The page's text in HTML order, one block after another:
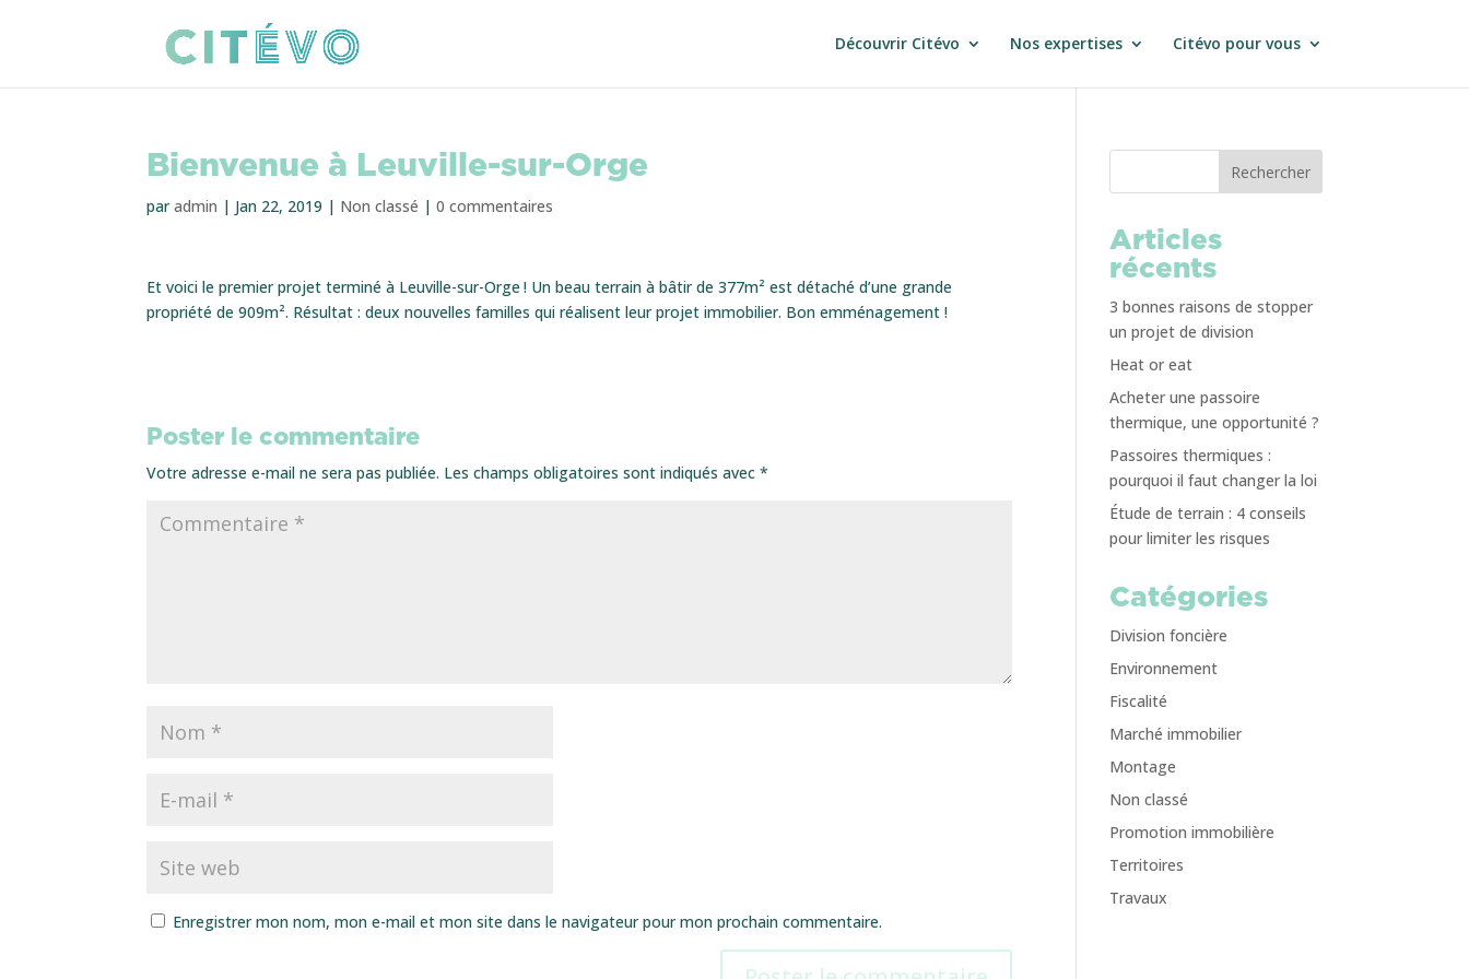
Découvrir Citévo Nos expertises Citévo pour vous
Bienvenue à Leuville-sur-Orge
paradmin | Jan 22, 2019 | Non classé |0 commentaires
Et voici le premier projet terminé à Leuville-sur-Orge ! Un beau terrain à bâtir de 377m² est détaché d’une grande
propriété de 909m². Résultat : deux nouvelles familles qui réalisent leur projet immobilier. Bon emménagement !
Poster le commentaire
Votre adresse e-mail ne sera pas publiée. Les champs obligatoires sont indiqués avec*
Enregistrer mon nom, mon e-mail et mon site dans le navigateur pour mon prochain commentaire.
Rechercher
Articles
récents
3 bonnes raisons de stopper
un projet de division
Heat or eat
Acheter une passoire
thermique, une opportunité ?
Passoires thermiques :
pourquoi il faut changer la loi
Étude de terrain : 4 conseils
pour limiter les risques
Catégories
Division foncière
Environnement
Fiscalité
Marché immobilier
Montage
Non classé
Promotion immobilière
Territoires
Travaux